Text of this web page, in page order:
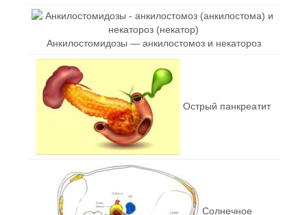
Анкилостомидозы — анкилостомоз и некатороз
Острый панкреатит
Солнечное